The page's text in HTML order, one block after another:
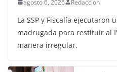
agosto 6, 2026 Redaccion
La SSP y Fiscalía ejecutaron
madrugada para restituir al
manera irregular.